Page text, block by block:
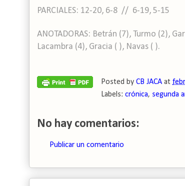
PARCIALES: 12-20, 6-8 // 6-19, 5-15
ANOTADORAS: Betrán (7), Turmo (2),
Lacambra (4), Gracia ( ), Navas ( ).
Posted by CB JACA at
Labels: crónica, segunda
No hay comentarios:
Publicar un comentario